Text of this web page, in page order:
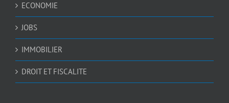
ECONOMIE
JOBS
IMMOBILIER
DROIT ET FISCALITE